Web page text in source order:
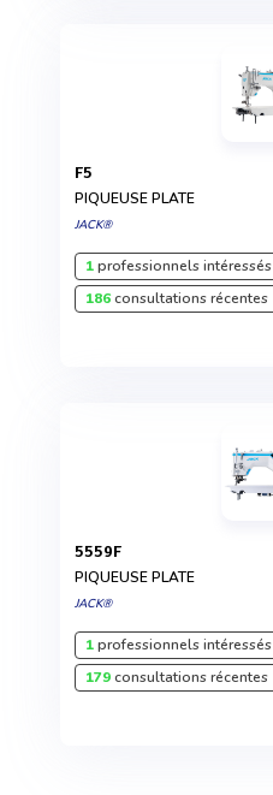
F5
PIQUEUSE PLATE
JACK®
1professionnels intéressés
186consultations récentes
5559F
PIQUEUSE PLATE
JACK®
1professionnels intéressés
179consultations récentes